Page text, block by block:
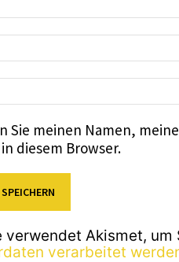
Sie meinen Namen,
diesem Browser.
verwendet Akismet, um
verarbeitet